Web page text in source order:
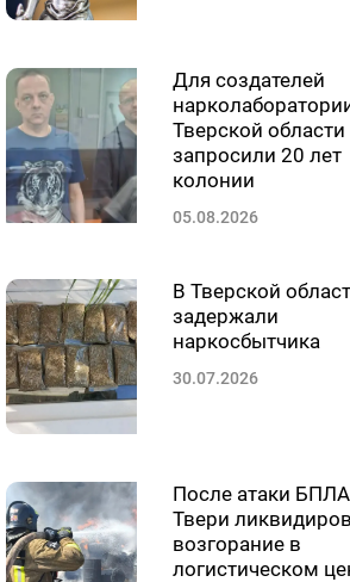
Для создателей
Тверской области
запросили 20 лет
колонии
05.08.2026
В Тверской
задержали
наркосбытчика
30.07.2026
После атаки
Твери
возгорание в
логистическом